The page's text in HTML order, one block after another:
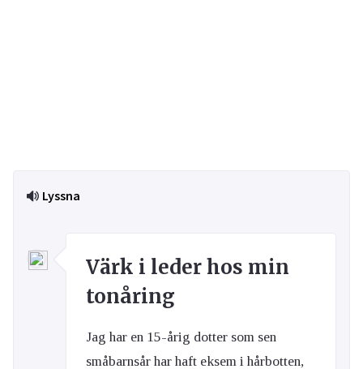
Lyssna
Värk i leder hos min
tonåring
Jag har en 15-årig dotter som sen
småbarnsår har haft eksem i hårbotten,